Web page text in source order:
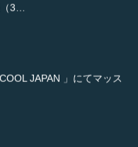
3…
JAPAN 」にてマッス